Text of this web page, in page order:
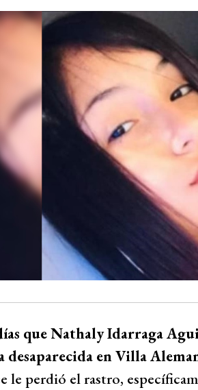
que Nathaly Idarraga
desaparecida en Villa
le perdió el rastro,